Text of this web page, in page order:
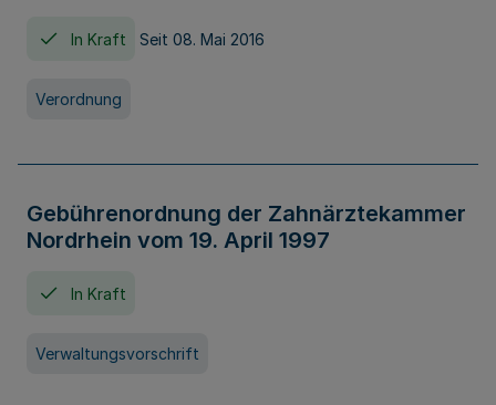
In Kraft Seit 08. Mai 2016
Verordnung
Gebührenordnung der Zahnärztekammer
Nordrhein vom 19. April 1997
In Kraft
Verwaltungsvorschrift